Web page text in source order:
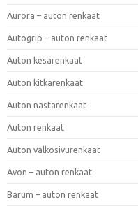
Aurora – auton renkaat
Autogrip – auton renkaat
Auton kesärenkaat
Auton kitkarenkaat
Auton nastarenkaat
Auton renkaat
Auton valkosivurenkaat
Avon – auton renkaat
Barum – auton renkaat